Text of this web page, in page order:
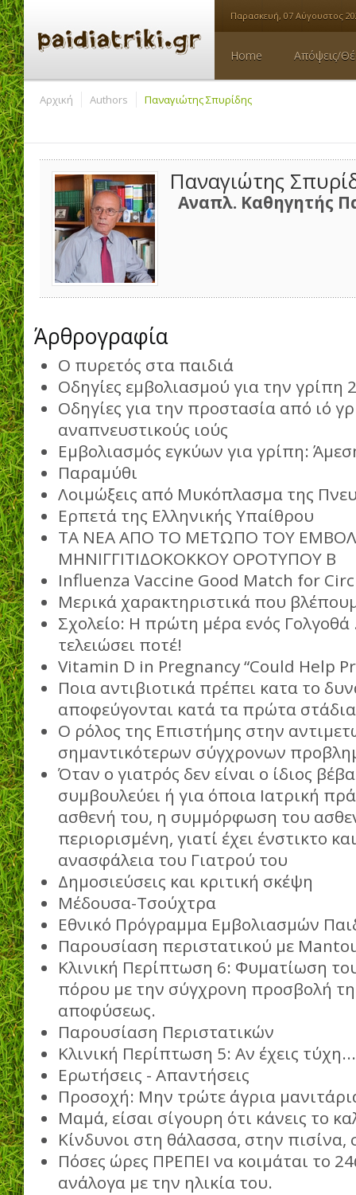
Παρασκευή, 07 Αύγουστος
Home Απόψεις/
Αρχική Authors Παναγιώτης Σπυρίδης
Παναγιώτης
Αναπλ. Καθηγητής
Άρθρoγραφία
Ο πυρετός στα παιδιά
Οδηγίες εμβολιασμού για την γρίπη
Οδηγίες για την προστασία από ιό
αναπνευστικούς ιούς
Εμβολιασμός εγκύων για γρίπη:
Παραμύθι
Λοιμώξεις από Μυκόπλασμα της
Ερπετά της Ελληνικής Υπαίθρου
ΤΑ ΝΕΑ ΑΠΟ ΤΟ ΜΕΤΩΠΟ ΤΟΥ
ΜΗΝΙΓΓΙΤΙΔΟΚΟΚΚΟΥ ΟΡΟΤΥΠΟΥ Β
Influenza Vaccine Good Match for
Μερικά χαρακτηριστικά που
Σχολείο: Η πρώτη μέρα ενός
τελειώσει ποτέ!
Vitamin D in Pregnancy “Could Help
Ποια αντιβιοτικά πρέπει κατα το
αποφεύγονται κατά τα πρώτα
Ο ρόλος της Επιστήμης στην
σημαντικότερων σύγχρονων
Όταν ο γιατρός δεν είναι ο ίδιος
συμβουλεύει ή για όποια Ιατρική
ασθενή του, η συμμόρφωση του
περιορισμένη, γιατί έχει ένστικτο
ανασφάλεια του Γιατρού του
Δημοσιεύσεις και κριτική σκέψη
Μέδουσα-Τσούχτρα
Εθνικό Πρόγραμμα Εμβολιασμών
Παρουσίαση περιστατικού με
Κλινική Περίπτωση 6: Φυματίωση
πόρου με την σύγχρονη προσβολή
αποφύσεως.
Παρουσίαση Περιστατικών
Κλινική Περίπτωση 5: Αν έχεις τύχη...
Ερωτήσεις - Απαντήσεις
Προσοχή: Μην τρώτε άγρια
Μαμά, είσαι σίγουρη ότι κάνεις το
Κίνδυνοι στη θάλασσα, στην πισίνα,
Πόσες ώρες ΠΡΕΠΕΙ να κοιμάται το
ανάλογα με την ηλικία του.